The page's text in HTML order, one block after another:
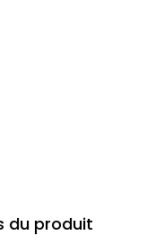
du produit